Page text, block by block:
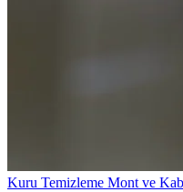
Kuru Temizleme Mont ve